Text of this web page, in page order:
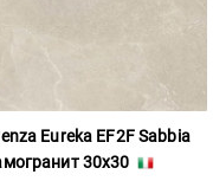
Eureka EF2F Sabbia
30x30